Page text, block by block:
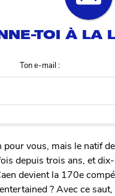
Ton e-mail :
pour vous, mais le natif
depuis trois ans, et
devient la 170e
? Avec ce